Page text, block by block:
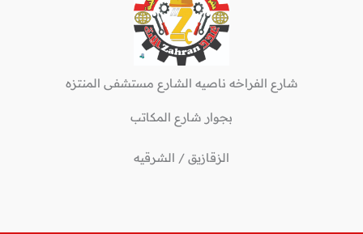
شارع الفراخه ناصيه الشارع مستشفى المنتزه
بجوار شارع المكاتب
الزقازيق / الشرقيه